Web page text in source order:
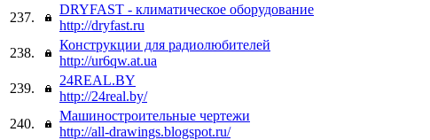
237.
DRYFAST - климатическое оборудование
http://dryfast.ru
238.
Конструкции для радиолюбителей
http://ur6qw.at.ua
239.
24REAL.BY
http://24real.by/
240.
Машиностроительные чертежи
http://all-drawings.blogspot.ru/